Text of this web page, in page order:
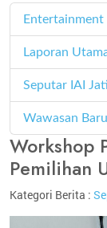
Entertainment
Laporan
Seputar IAI
Wawasan Baru
Workshop
Pemilihan
Kategori Berita :